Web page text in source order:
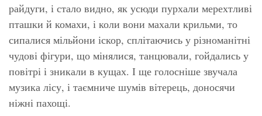
райдуги, і стало видно, як усюди пурхали мерехтливі
пташки й комахи, і коли вони махали крильми, то
сипалися мільйони іскор, сплітаючись у різноманітні
чудові фігури, що мінялися, танцювали, гойдались у
повітрі і зникали в кущах. І ще голосніше звучала
музика лісу, і таємниче шумів вітерець, доносячи
ніжні пахощі.